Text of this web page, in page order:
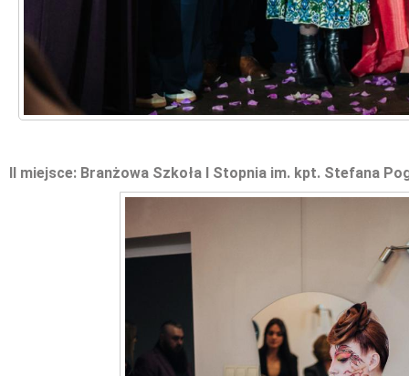
II miejsce: Branżowa Szkoła I Stopnia im. kpt. Stefana